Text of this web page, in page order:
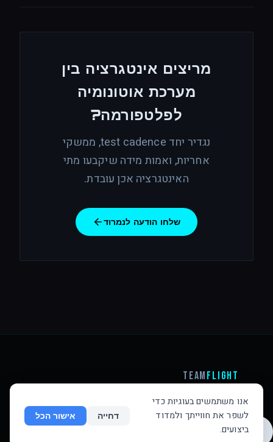
אנו משתמשים בעוגיות כדי
לשפר את חווייתך ולמדוד
ביצועים.
דחייה אישור הכל
מריצים אינטגרציה בין
מערכת אוטונומיה
לפלטפורמה?
נגדיר יחד test cadence, ממשקי
אחריות, ואמות מידה שיקבעו מתי
האינטגרציה אכן עובדת.
שלחו הודעה לנמרוד
Team Flight
הטסת ניסוי מקצועית וליווי פיתוח למערכות כטמ״ם
nimrod@teamflight1.com
הצהרת נגישות
מדיניות עוגיות
·
LinkedIn